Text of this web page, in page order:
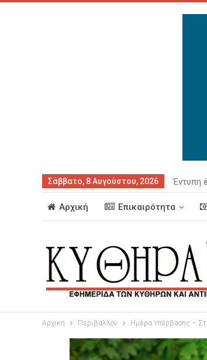
Σάββατο, 8 Αυγούστου, 2026 Έντυπη
Αρχική Επικαιρότητα
Αρχική Περιβάλλον Ημέρα Υπέρβασης –